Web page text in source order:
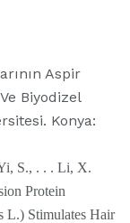
Aspir
Biyodizel
Konya:
S., . . . Li, X.
Protein
L.) Stimulates Hair